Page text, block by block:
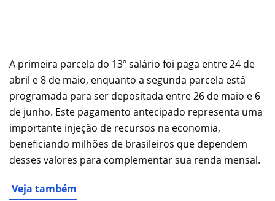
A primeira parcela do 13º salário foi paga entre 24 de
abril e 8 de maio, enquanto a segunda parcela está
programada para ser depositada entre 26 de maio e 6
de junho. Este pagamento antecipado representa uma
importante injeção de recursos na economia,
beneficiando milhões de brasileiros que dependem
desses valores para complementar sua renda mensal.
Veja também